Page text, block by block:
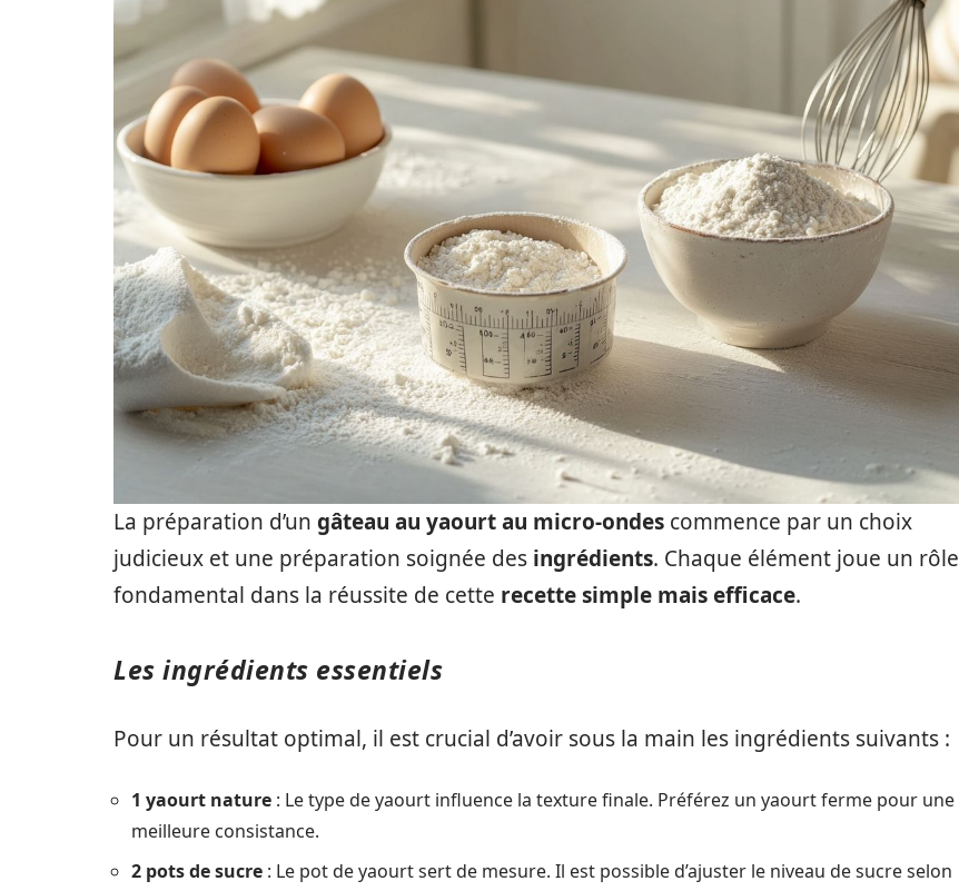
La préparation d’un gâteau au yaourt au micro-ondes commence par un choix
judicieux et une préparation soignée des ingrédients. Chaque élément joue un rôle
fondamental dans la réussite de cette recette simple mais efficace.
Les ingrédients essentiels
Pour un résultat optimal, il est crucial d’avoir sous la main les ingrédients suivants :
1 yaourt nature : Le type de yaourt influence la texture finale. Préférez un yaourt ferme pour une
meilleure consistance.
2 pots de sucre : Le pot de yaourt sert de mesure. Il est possible d’ajuster le niveau de sucre selon